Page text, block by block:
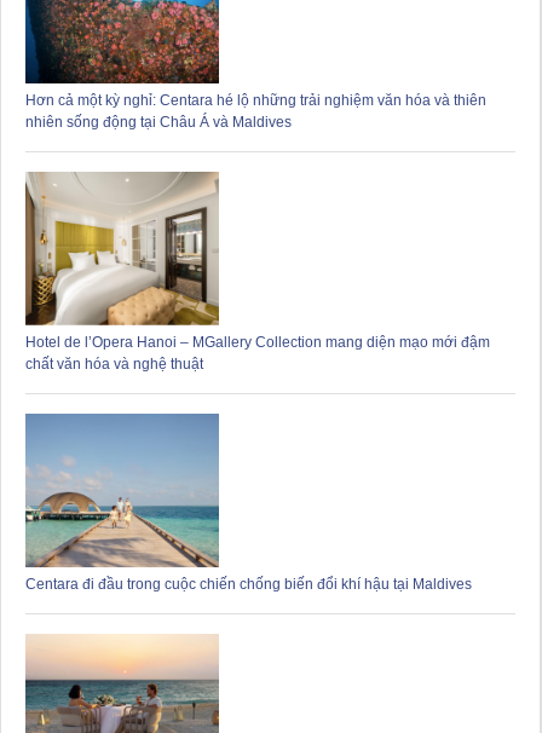
Hơn cả một kỳ nghỉ: Centara hé lộ những trải nghiệm văn hóa và thiên
nhiên sống động tại Châu Á và Maldives
Hotel de l’Opera Hanoi – MGallery Collection mang diện mạo mới đậm
chất văn hóa và nghệ thuật
Centara đi đầu trong cuộc chiến chống biến đổi khí hậu tại Maldives